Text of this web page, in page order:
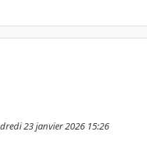
23 janvier 2026 15:26